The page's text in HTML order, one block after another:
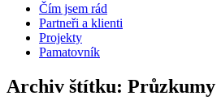
Čím jsem rád
Partneři a klienti
Projekty
Pamatovník
Archiv štítku: